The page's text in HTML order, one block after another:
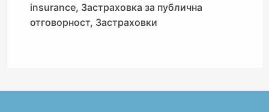
insurance, Застраховка за публична
отговорност, Застраховки